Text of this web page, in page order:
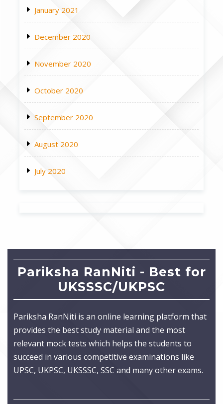
January 2021
December 2020
November 2020
October 2020
September 2020
August 2020
July 2020
Pariksha RanNiti - Best for
UKSSSC/UKPSC
Pariksha RanNiti is an online learning platform that
provides the best study material and the most
relevant mock tests which helps the students to
succeed in various competitive examinations like
UPSC, UKPSC, UKSSSC, SSC and many other exams.